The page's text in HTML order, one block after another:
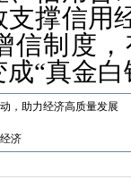
支撑信用
信制度
“真金
，助力经济高质量发展
济